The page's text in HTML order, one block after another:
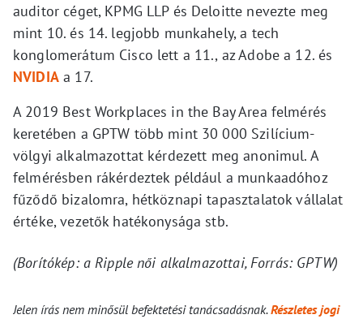
auditor céget, KPMG LLP és Deloitte nevezte meg
mint 10. és 14. legjobb munkahely, a tech
konglomerátum Cisco lett a 11., az Adobe a 12. és
NVIDIAa 17.
A 2019 Best Workplaces in the Bay Area felmérés
keretében a GPTW több mint 30 000 Szilícium-
völgyi alkalmazottat kérdezett meg anonimul. A
felmérésben rákérdeztek például a munkaadóhoz
fűződő bizalomra, hétköznapi tapasztalatok vállalat
értéke, vezetők hatékonysága stb.
(Borítókép: a Ripple női alkalmazottai, Forrás: GPTW)
Jelen írás nem minősül befektetési tanácsadásnak.Részletes jogi